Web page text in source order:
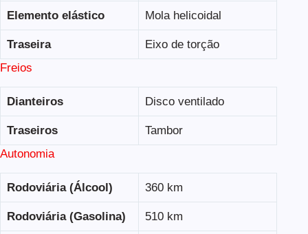
Elemento elástico Mola helicoidal
Traseira
Eixo de torção
Freios
Dianteiros Disco ventilado
Traseiros
Tambor
Autonomia
Rodoviária (Álcool) 360 km
Rodoviária (Gasolina) 510 km